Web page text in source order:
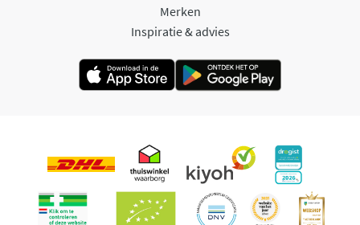
Merken
Inspiratie & advies